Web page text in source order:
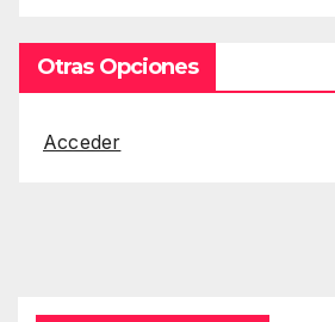
Otras Opciones
Acceder